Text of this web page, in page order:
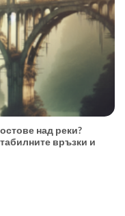
над реки?
връзки и